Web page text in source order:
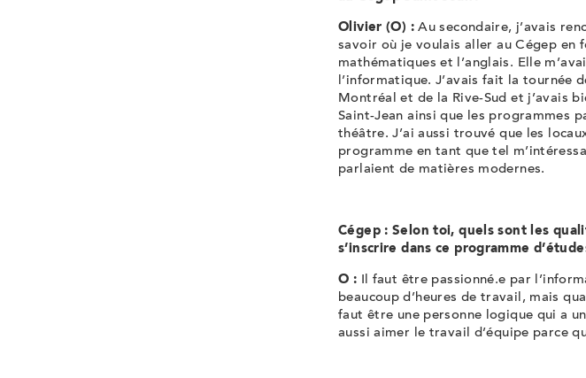
Olivier (O) :Au secondaire, j’avais
savoir où je voulais aller au Cégep en
mathématiques et l’anglais. Elle
l’informatique. J’avais fait la tournée
Montréal et de la Rive-Sud et j’avais
Saint-Jean ainsi que les programmes
théâtre. J’ai aussi trouvé que les
programme en tant que tel
parlaient de matières modernes.
Cégep : Selon toi, quels sont les
s’inscrire dans ce programme
O : Il faut être passionné.e par
beaucoup d’heures de travail, mais
faut être une personne logique qui a
aussi aimer le travail d’équipe parce